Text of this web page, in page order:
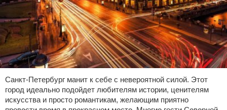
Санкт-Петербург манит к себе с невероятной силой. Этот
город идеально подойдет любителям истории, ценителям
искусства и просто романтикам, желающим приятно